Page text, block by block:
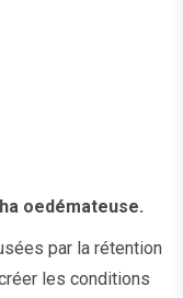
oedémateuse.
par la rétention
les conditions